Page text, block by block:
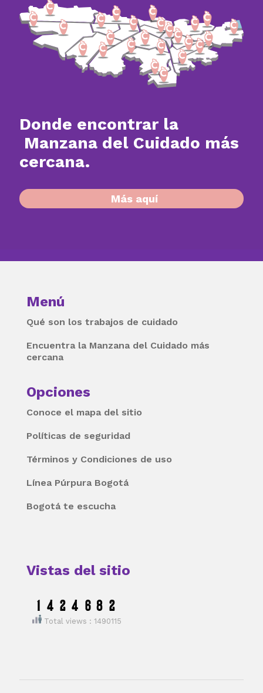
Donde encontrar la
Manzana del Cuidado más
cercana.
Más aquí
Menú
Qué son los trabajos de cuidado
Encuentra la Manzana del Cuidado más
cercana
Opciones
Conoce el mapa del sitio
Políticas de seguridad
Términos y Condiciones de uso
Línea Púrpura Bogotá
Bogotá te escucha
Vistas del sitio
Total views : 1490115